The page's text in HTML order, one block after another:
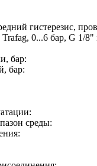
гистерезис,
Trafag, 0...6 бар, G 1/8"
бар:
бар:
среды: